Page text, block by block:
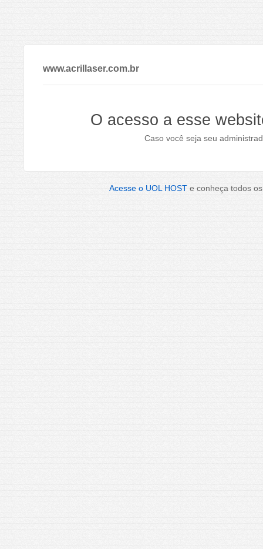
www.acrillaser.com.br
O acesso a esse
Caso você seja seu
Acesse o UOL HOST e conheça todos